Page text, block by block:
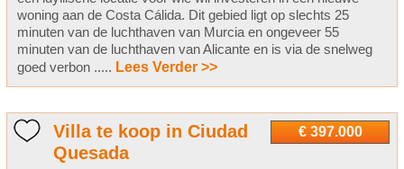
woning aan de Costa Cálida. Dit gebied ligt op slechts 25
minuten van de luchthaven van Murcia en ongeveer 55
minuten van de luchthaven van Alicante en is via de snelweg
goed verbon ..... Lees Verder >>
€ 397.000
Villa te koop in Ciudad
Quesada